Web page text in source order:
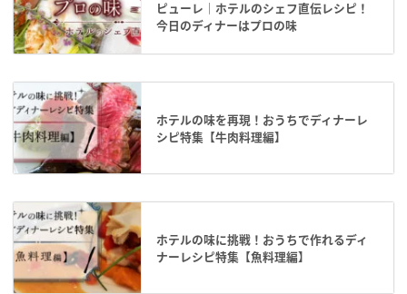
ピューレ｜ホテルのシェフ直伝レシピ！
今日のディナーはプロの味
ホテルの味を再現！おうちでディナーレ
シピ特集【牛肉料理編】
ホテルの味に挑戦！おうちで作れるディ
ナーレシピ特集【魚料理編】